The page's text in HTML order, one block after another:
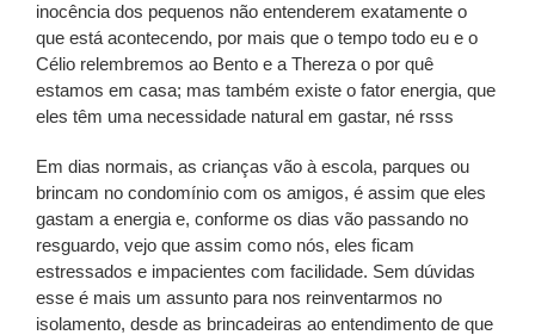
inocência dos pequenos não entenderem exatamente o
que está acontecendo, por mais que o tempo todo eu e o
Célio relembremos ao Bento e a Thereza o por quê
estamos em casa; mas também existe o fator energia, que
eles têm uma necessidade natural em gastar, né rsss
Em dias normais, as crianças vão à escola, parques ou
brincam no condomínio com os amigos, é assim que eles
gastam a energia e, conforme os dias vão passando no
resguardo, vejo que assim como nós, eles ficam
estressados e impacientes com facilidade. Sem dúvidas
esse é mais um assunto para nos reinventarmos no
isolamento, desde as brincadeiras ao entendimento de que